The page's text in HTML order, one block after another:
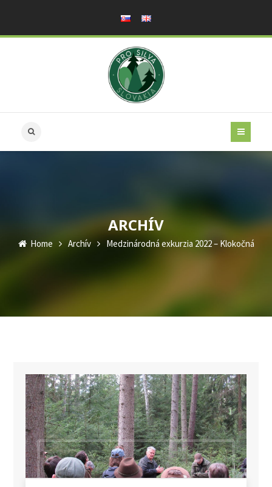
ARCHÍV
Home Archív Medzinárodná exkurzia 2022 – Klokočná